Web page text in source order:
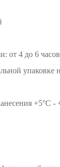
от 4 до 6
упаковке
+5°C -